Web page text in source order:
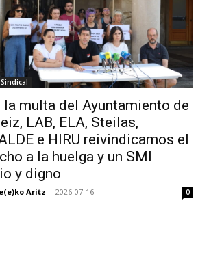
la multa del Ayuntamiento de
LAB, ELA, Steilas,
e HIRU reivindicamos el
a la huelga y un SMI
y digno
Aritz - 2026-07-16 0